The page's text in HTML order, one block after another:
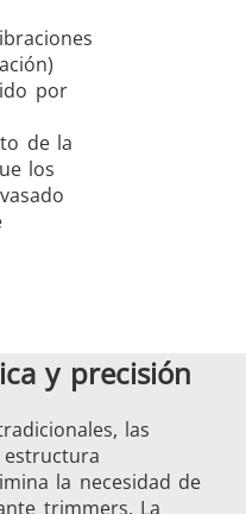
por
de la
los
y precisión
las
estructura
la necesidad de
trimmers. La